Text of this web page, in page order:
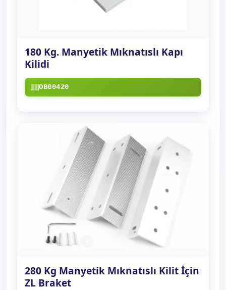
180 Kg. Manyetik Mıknatıslı Kapı
Kilidi
OBG0420
280 Kg Manyetik Mıknatıslı Kilit İçin
ZL Braket